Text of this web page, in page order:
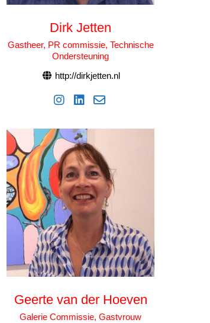
Dirk Jetten
Gastheer, PR commissie, Technische
Ondersteuning
http://dirkjetten.nl
Geerte van der Hoeven
Galerie Commissie, Gastvrouw